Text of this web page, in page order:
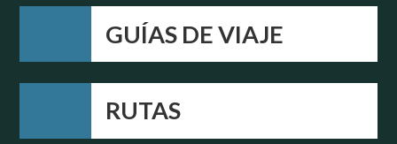
GUÍAS DE VIAJE
RUTAS